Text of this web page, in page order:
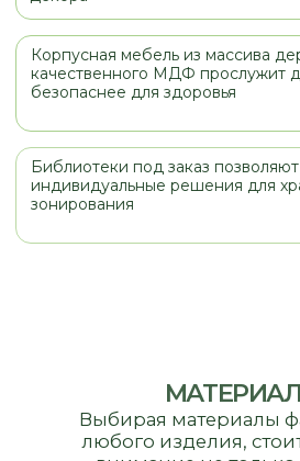
Выбирая материалы фасадов для
любого изделия, стоит обращать
внимание не только на цвет и
стоимость, но и на назначение
изделия, место его установки (кухня,
прихожая, санузел). При правильнои
выборе мебель будет служить вам и